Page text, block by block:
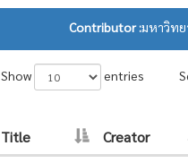
Contributor :มหาวิทย
Show entries
Title Creator